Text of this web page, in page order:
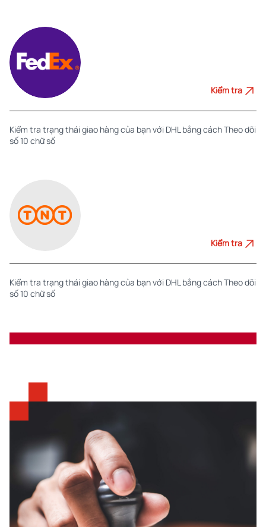
Kiểm tra
Kiểm tra trạng thái giao hàng của bạn với DHL bằng cách Theo dõi
số 10 chữ số
Kiểm tra
Kiểm tra trạng thái giao hàng của bạn với DHL bằng cách Theo dõi
số 10 chữ số